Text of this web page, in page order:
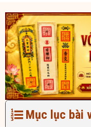
Mục lục bài